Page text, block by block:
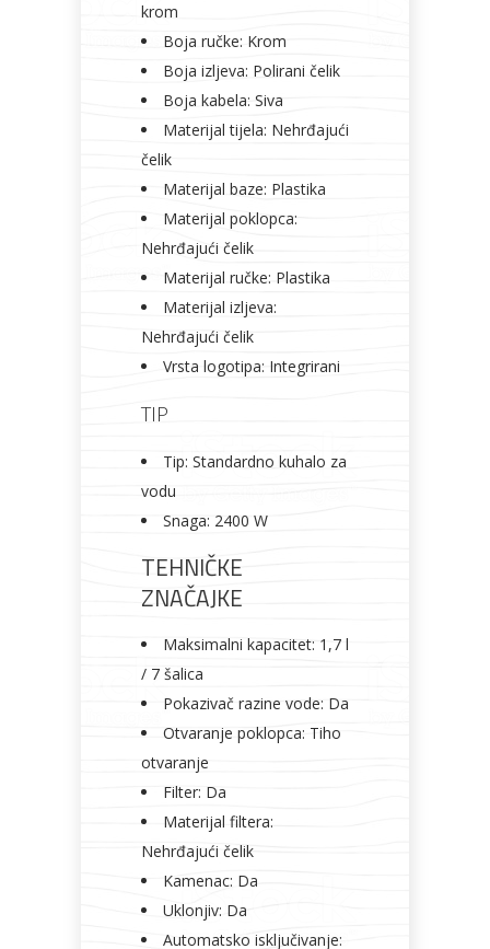
krom
Boja ručke: Krom
Boja izljeva: Polirani čelik
Boja kabela: Siva
Materijal tijela: Nehrđajući
čelik
Materijal baze: Plastika
Materijal poklopca:
Nehrđajući čelik
Materijal ručke: Plastika
Materijal izljeva:
Nehrđajući čelik
Vrsta logotipa: Integrirani
TIP
Tip: Standardno kuhalo za
vodu
Snaga: 2400 W
TEHNIČKE
ZNAČAJKE
Maksimalni kapacitet: 1,7 l
/ 7 šalica
Pokazivač razine vode: Da
Otvaranje poklopca: Tiho
otvaranje
Filter: Da
Materijal filtera:
Nehrđajući čelik
Kamenac: Da
Uklonjiv: Da
Automatsko isključivanje: